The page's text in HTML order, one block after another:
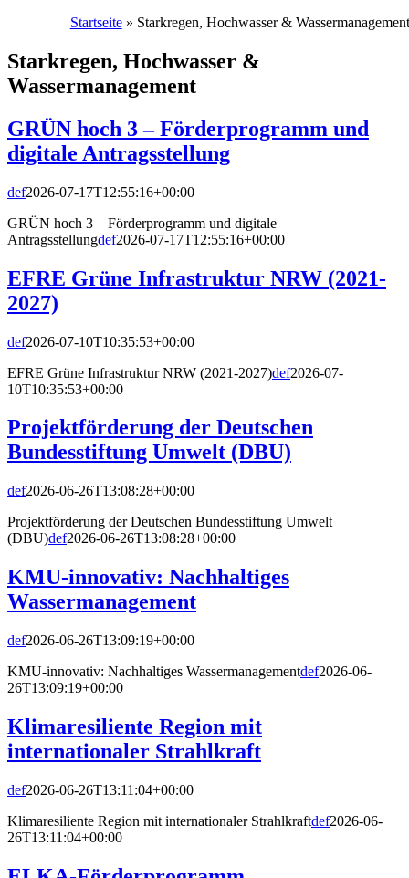
Startseite» Starkregen, Hochwasser & Wassermanagement
Starkregen, Hochwasser &
Wassermanagement
GRÜN hoch 3 – Förderprogramm und
digitale Antragsstellung
def2026-07-17T12:55:16+00:00
GRÜN hoch 3 – Förderprogramm und digitale
Antragsstellungdef2026-07-17T12:55:16+00:00
EFRE Grüne Infrastruktur NRW (2021-
2027)
def2026-07-10T10:35:53+00:00
EFRE Grüne Infrastruktur NRW (2021-2027)def2026-07-
10T10:35:53+00:00
Projektförderung der Deutschen
Bundesstiftung Umwelt (DBU)
def2026-06-26T13:08:28+00:00
Projektförderung der Deutschen Bundesstiftung Umwelt
(DBU)def2026-06-26T13:08:28+00:00
KMU-innovativ: Nachhaltiges
Wassermanagement
def2026-06-26T13:09:19+00:00
KMU-innovativ: Nachhaltiges Wassermanagementdef2026-06-
26T13:09:19+00:00
Klimaresiliente Region mit
internationaler Strahlkraft
def2026-06-26T13:11:04+00:00
Klimaresiliente Region mit internationaler Strahlkraftdef2026-06-
26T13:11:04+00:00